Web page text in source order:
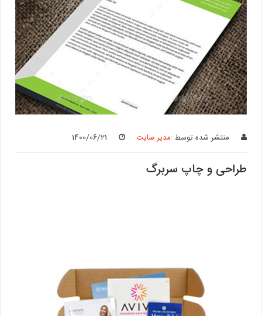
منتشر شده توسط :مدیر سایت 1400/06/21
طراحی و چاپ سربرگ